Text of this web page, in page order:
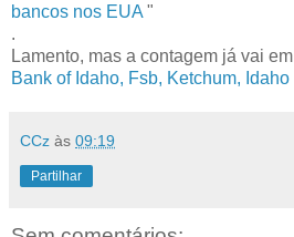
bancos nos EUA "
.
Lamento, mas a contagem já vai em
Bank of Idaho, Fsb, Ketchum, Idaho
CCz às 09:19
Partilhar